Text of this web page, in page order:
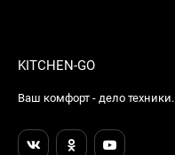
KITCHEN-GO
Ваш комфорт - дело техники.